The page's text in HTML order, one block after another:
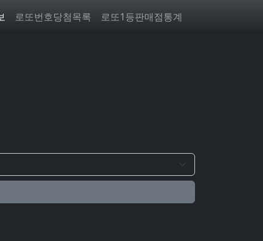
로또번호당첨목록 로또1등판매점통계